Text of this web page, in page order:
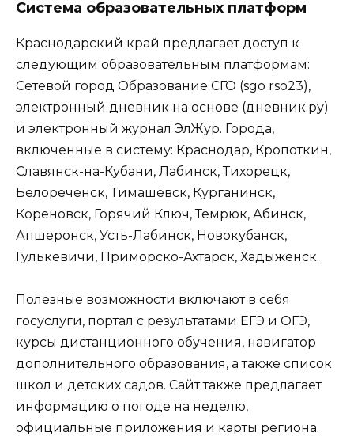
Система образовательных платформ
Краснодарский край предлагает доступ к
следующим образовательным платформам:
Сетевой город Образование СГО (sgo rso23),
электронный дневник на основе (дневник.ру)
и электронный журнал ЭлЖур. Города,
включенные в систему: Краснодар, Кропоткин,
Славянск-на-Кубани, Лабинск, Тихорецк,
Белореченск, Тимашёвск, Курганинск,
Кореновск, Горячий Ключ, Темрюк, Абинск,
Апшеронск, Усть-Лабинск, Новокубанск,
Гулькевичи, Приморско-Ахтарск, Хадыженск.
Полезные возможности включают в себя
госуслуги, портал с результатами ЕГЭ и ОГЭ,
курсы дистанционного обучения, навигатор
дополнительного образования, а также список
школ и детских садов. Сайт также предлагает
информацию о погоде на неделю,
официальные приложения и карты региона.